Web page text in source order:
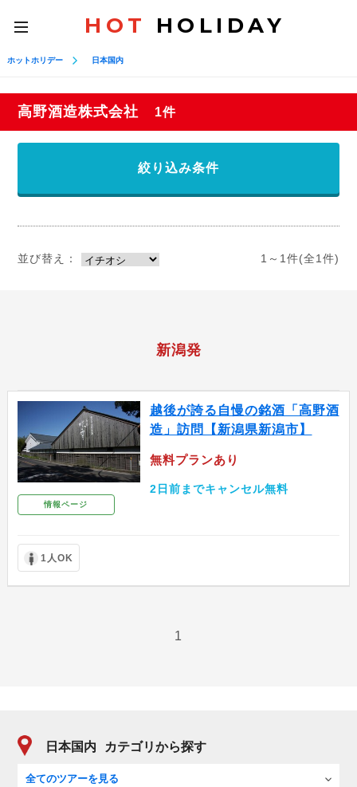
toggle
navigation
HOT HOLIDAY
ホットホリデー 日本国内
高野酒造株式会社 1件
絞り込み条件
並び替え： 1～1件(全1件)
新潟発
情報ページ
越後が誇る自慢の銘酒「高野酒
造」訪問【新潟県新潟市】
無料プランあり
2日前までキャンセル無料
1人OK
1
日本国内 カテゴリから探す
全てのツアーを見る